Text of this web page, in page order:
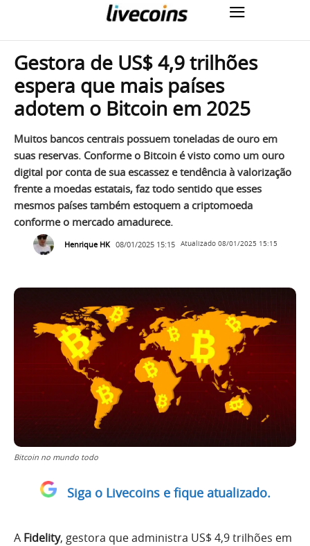
Gestora de US$ 4,9 trilhões
espera que mais países
adotem o Bitcoin em 2025
Muitos bancos centrais possuem toneladas de ouro em
suas reservas. Conforme o Bitcoin é visto como um ouro
digital por conta de sua escassez e tendência à valorização
frente a moedas estatais, faz todo sentido que esses
mesmos países também estoquem a criptomoeda
conforme o mercado amadurece.
Henrique HK 08/01/2025 15:15 Atualizado 08/01/2025 15:15
Bitcoin no mundo todo
Siga o Livecoins e fique atualizado.
A Fidelity, gestora que administra US$ 4,9 trilhões em